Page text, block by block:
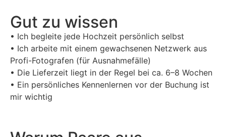
Gut zu wissen​
• Ich begleite jede Hochzeit persönlich selbst
• Ich arbeite mit einem gewachsenen Netzwerk aus
Profi-Fotografen (für Ausnahmefälle)
• Die Lieferzeit liegt in der Regel bei ca. 6–8 Wochen
• Ein persönliches Kennenlernen vor der Buchung ist
mir wichtig